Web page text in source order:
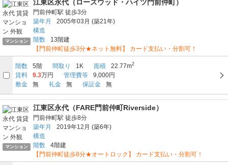
マンション
江東区永代（ローズウッド・ハイツ門前仲町）
門前仲町駅 徒歩3分
築年月
2005年03月 (築21年)
構造
階数
13階建
【門前仲町徒歩3分★ネット無料】 カード支払い・分割可！
階数 5階 間取り 1K 面積 22.77m2
賃料 9.3万円 管理費等
9,000円
敷金
無 礼金 無 保証金 無
マンション
江東区永代（FARE門前仲町Riverside）
門前仲町駅 徒歩8分
築年月
2019年12月 (築6年)
構造
階数
4階建
【門前仲町徒歩8分★オートロック】 カード支払い・分割可！